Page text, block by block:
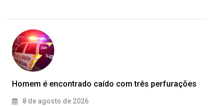
Homem é encontrado caído com três perfurações
8 de agosto de 2026